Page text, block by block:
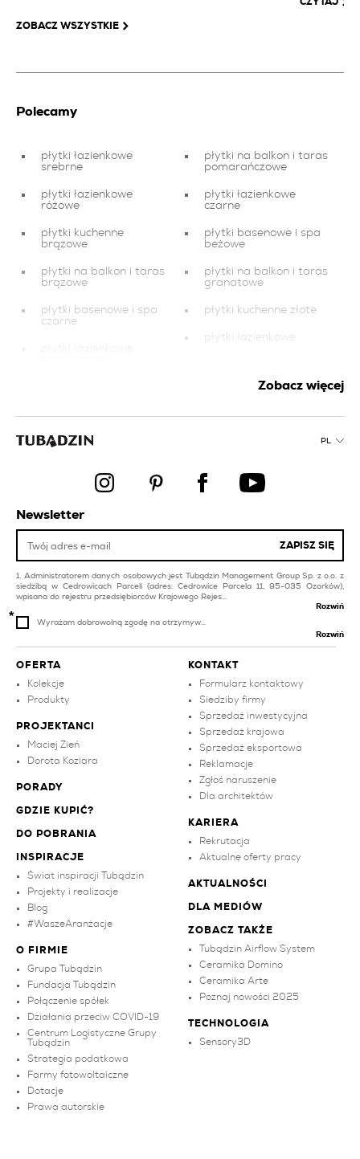
ZOBACZ WSZYSTKIE
Polecamy
płytki łazienkowe
srebrne
płytki łazienkowe
różowe
płytki kuchenne
brązowe
płytki na balkon i taras
brązowe
płytki basenowe i spa
czarne
płytki basenowe i spa
płytki basenowe i spa
płytki łazienkowe białe
płytki na balkon i taras
pomarańczowe
płytki łazienkowe
czarne
płytki basenowe i spa
beżowe
płytki na balkon i taras
granatowe
płytki kuchenne złote
płytki łazienkowe
Zobacz więcej
PL
OFERTA
Kolekcje
Produkty
PROJEKTANCI
Maciej Zień
Dorota Koziara
PORADY
GDZIE KUPIĆ?
DO POBRANIA
INSPIRACJE
Świat inspiracji Tubądzin
Projekty i realizacje
Blog
#WaszeAranżacje
O FIRMIE
Grupa Tubądzin
Fundacja Tubądzin
Połączenie spółek
Działania przeciw COVID-19
Centrum Logistyczne Grupy
Tubądzin
Strategia podatkowa
Farmy fotowoltaiczne
Dotacje
Prawa autorskie
KONTAKT
Formularz kontaktowy
Siedziby firmy
Sprzedaż inwestycyjna
Sprzedaż krajowa
Sprzedaż eksportowa
Reklamacje
Zgłoś naruszenie
Dla architektów
KARIERA
Rekrutacja
Aktualne oferty pracy
AKTUALNOŚCI
DLA MEDIÓW
ZOBACZ TAKŻE
Tubądzin Airflow System
Ceramika Domino
Ceramika Arte
Poznaj nowości 2025
TECHNOLOGIA
Sensory3D
Newsletter
ZAPISZ SIĘ
Administratorem danych osobowych jest Tubądzin Management Group Sp. z o.o. z
siedzibą w Cedrowicach Parceli (adres: Cedrowice Parcela 11, 95-035 Ozorków),
wpisana do rejestru przedsiębiorców Krajowego Rejes...
Rozwiń
Wyrażam dobrowolną zgodę na otrzymyw...
Rozwiń